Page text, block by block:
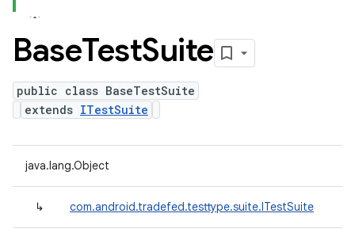
BaseTestSuite
public class BaseTestSuite
extends ITestSuite
java.lang.Object
↳ com.android.tradefed.testtype.suite.ITestSuite